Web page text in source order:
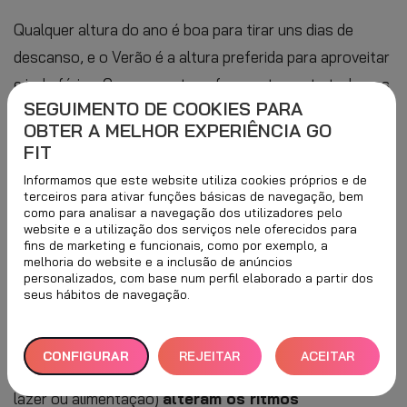
Qualquer altura do ano é boa para tirar uns dias de
descanso, e o Verão é a altura preferida para aproveitar
e ir de férias. Como acontece frequentemente todos os
anos, as férias de Verão tornam-se uma das principais
preocupações de muitas pessoas, poispode ser difícil
estabelecer.
O Verão caracteriza-se pelas temperaturas altas,
sendo a estação mais quente do ano, e porque os dias
são mais longos e as noites mais curtas, uma vez que
solar, juntamente com outros fatores externos
(contacto social, exercício físico, horário de trabalho,
lazer ou alimentação)alteram os ritmos
SEGUIMENTO DE COOKIES PARA
OBTER A MELHOR EXPERIÊNCIA GO
FIT
Informamos que este website utiliza cookies próprios e de
terceiros para ativar funções básicas de navegação, bem
como para analisar a navegação dos utilizadores pelo
website e a utilização dos serviços nele oferecidos para
fins de marketing e funcionais, como por exemplo, a
melhoria do website e a inclusão de anúncios
personalizados, com base num perfil elaborado a partir dos
seus hábitos de navegação.
CONFIGURAR REJEITAR
TUDO
ACEITAR
TODOS